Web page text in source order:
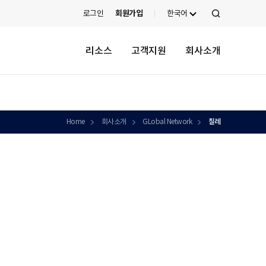
로그인 회원가입 한국어
검
리소스 고객지원 회사소개
Home 회사소개 GLobal Network 칠레